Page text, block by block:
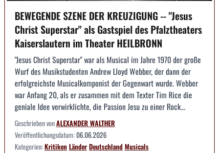
BEWEGENDE SZENE DER KREUZIGUNG -- "Jesus
Christ Superstar" als Gastspiel des Pfalztheaters
Kaiserslautern im Theater HEILBRONN
"Jesus Christ Superstar" war als Musical im Jahre 1970 der große
Wurf des Musikstudenten Andrew Lloyd Webber, der dann der
erfolgreichste Musicalkomponist der Gegenwart wurde. Webber
war Anfang 20, als er zusammen mit dem Texter Tim Rice die
geniale Idee verwirklichte, die Passion Jesu zu einer Rock...
Geschrieben vonALEXANDER WALTHER
Veröffentlichungsdatum:06.06.2026
Kategorien:KritikenLänderDeutschlandMusicals